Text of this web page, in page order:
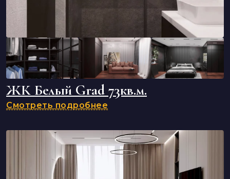
ЖК Белый Grad 73кв.м.
Смотреть подробнее